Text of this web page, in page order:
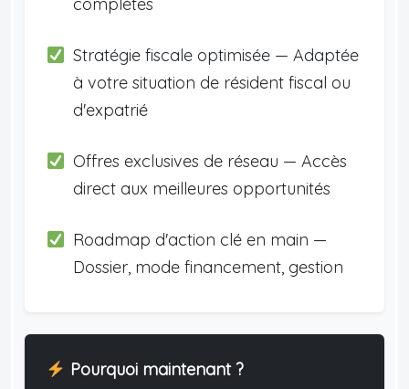
Stratégie fiscale optimisée — Adaptée
à votre situation de résident fiscal ou
d'expatrié
Offres exclusives de réseau — Accès
direct aux meilleures opportunités
Roadmap d'action clé en main —
Dossier, mode financement, gestion
Pourquoi maintenant ?